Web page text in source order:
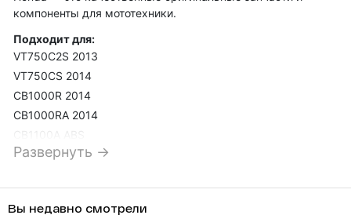
компоненты для мототехники.
Подходит для:
VT750C2S 2013
VT750CS 2014
CB1000R 2014
CB1000RA 2014
2014 CTX1300A
Развернуть →
Вы недавно смотрели